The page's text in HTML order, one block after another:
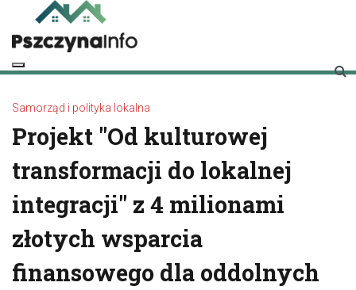
content
pszczynainfo.pl
Twoje źródło informacji o Pszczynie
Samorząd i polityka lokalna
Projekt "Od kulturowej
transformacji do lokalnej
integracji" z 4 milionami
złotych wsparcia
finansowego dla oddolnych